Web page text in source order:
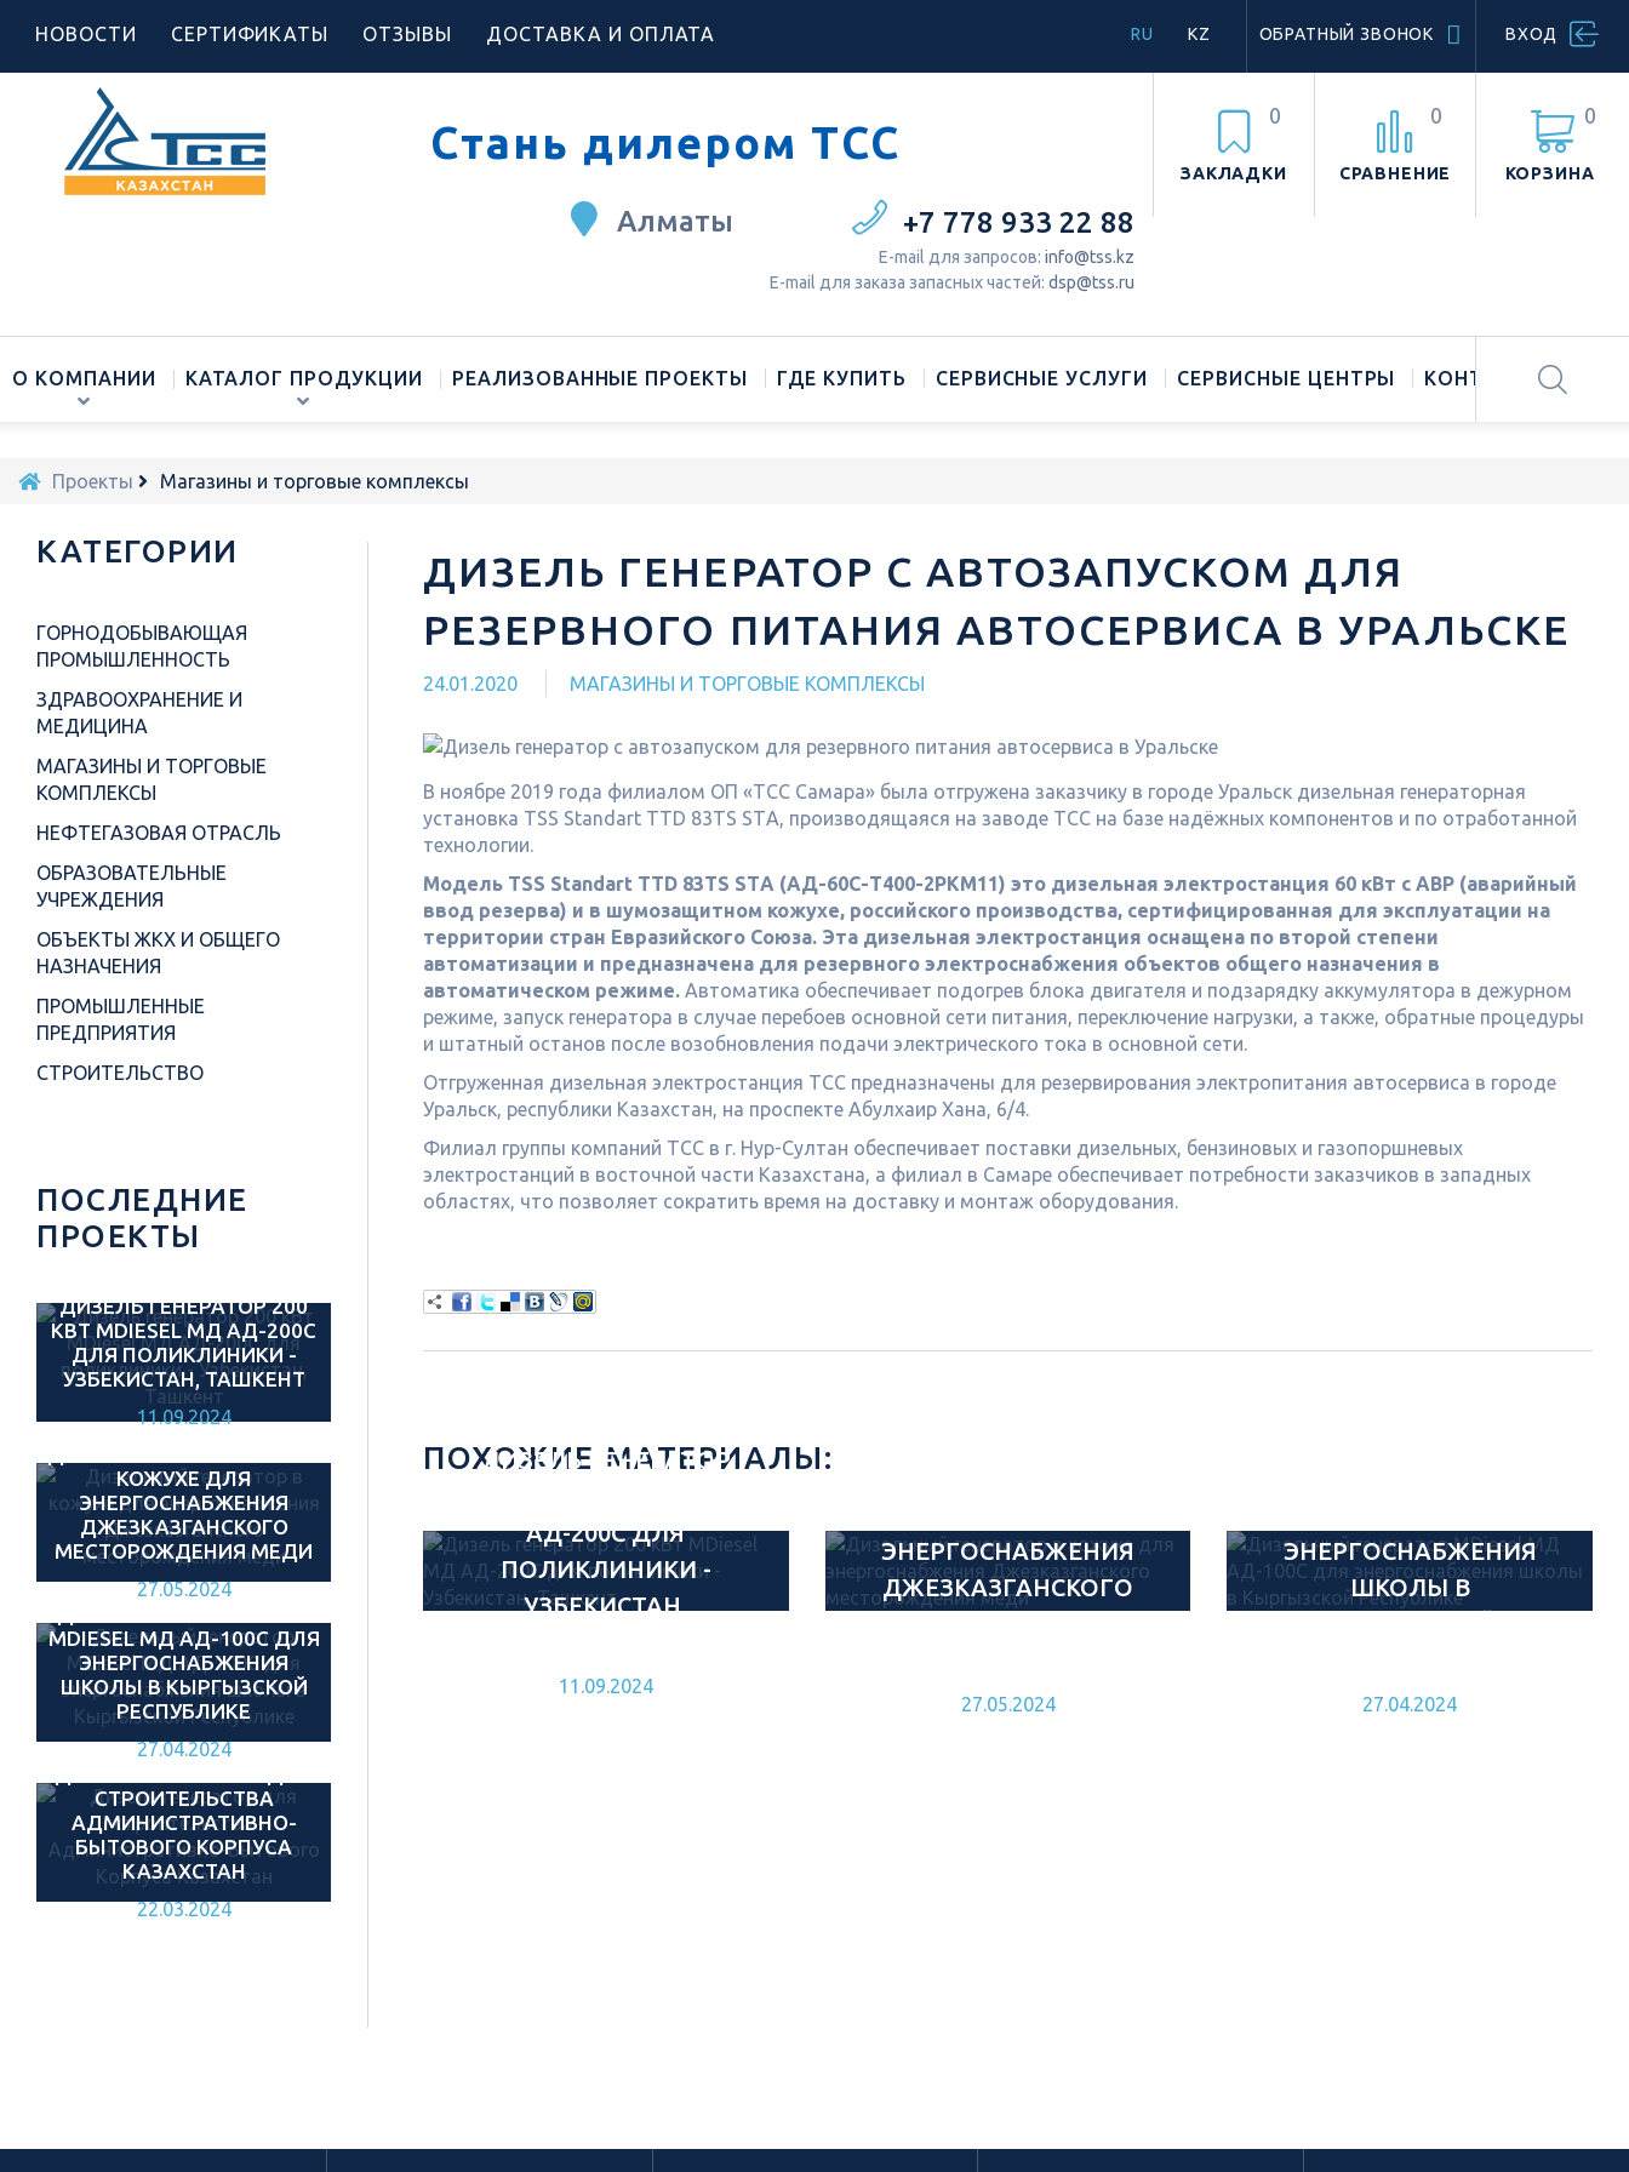
НОВОСТИ СЕРТИФИКАТЫ ОТЗЫВЫ ДОСТАВКА И ОПЛАТА ВХОД
ОБРАТНЫЙ ЗВОНОК
RU KZ
Стань дилером ТСС
КОРЗИНА
0
ЗАКЛАДКИ
0
СРАВНЕНИЕ
0
+7 778 933 22 88
Е-mail для запросов: info@tss.kz
Е-mail для заказа запасных частей: dsp@tss.ru
Алматы
О КОМПАНИИ КАТАЛОГ ПРОДУКЦИИ РЕАЛИЗОВАННЫЕ ПРОЕКТЫ ГДЕ КУПИТЬ СЕРВИСНЫЕ УСЛУГИ СЕРВИСНЫЕ ЦЕНТРЫ КОНТАКТЫ
Проекты Магазины и торговые комплексы
ДИЗЕЛЬ ГЕНЕРАТОР С АВТОЗАПУСКОМ ДЛЯ
РЕЗЕРВНОГО ПИТАНИЯ АВТОСЕРВИСА В УРАЛЬСКЕ
24.01.2020 МАГАЗИНЫ И ТОРГОВЫЕ КОМПЛЕКСЫ
В ноябре 2019 года филиалом ОП «ТСС Самара» была отгружена заказчику в городе Уральск дизельная генераторная
установка TSS Standart TTD 83TS STА, производящаяся на заводе ТСС на базе надёжных компонентов и по отработанной
технологии.
Модель TSS Standart TTD 83TS STА (АД-60С-Т400-2РКМ11) это дизельная электростанция 60 кВт с АВР (аварийный
ввод резерва) и в шумозащитном кожухе, российского производства, сертифицированная для эксплуатации на
территории стран Евразийского Союза. Эта дизельная электростанция оснащена по второй степени
автоматизации и предназначена для резервного электроснабжения объектов общего назначения в
автоматическом режиме. Автоматика обеспечивает подогрев блока двигателя и подзарядку аккумулятора в дежурном
режиме, запуск генератора в случае перебоев основной сети питания, переключение нагрузки, а также, обратные процедуры
и штатный останов после возобновления подачи электрического тока в основной сети.
Отгруженная дизельная электростанция ТСС предназначены для резервирования электропитания автосервиса в городе
Уральск, республики Казахстан, на проспекте Абулхаир Хана, 6/4.
Филиал группы компаний ТСС в г. Нур-Султан обеспечивает поставки дизельных, бензиновых и газопоршневых
электростанций в восточной части Казахстана, а филиал в Самаре обеспечивает потребности заказчиков в западных
областях, что позволяет сократить время на доставку и монтаж оборудования.
ПОХОЖИЕ МАТЕРИАЛЫ:
ДИЗЕЛЬ ГЕНЕРАТОР
АД-200С ДЛЯ
ПОЛИКЛИНИКИ -
УЗБЕКИСТАН,
11.09.2024
ЭНЕРГОСНАБЖЕНИЯ
ДЖЕЗКАЗГАНСКОГО
27.05.2024
ЭНЕРГОСНАБЖЕНИЯ
ШКОЛЫ В
27.04.2024
КАТЕГОРИИ
ГОРНОДОБЫВАЮЩАЯ
ПРОМЫШЛЕННОСТЬ
ЗДРАВООХРАНЕНИЕ И
МЕДИЦИНА
МАГАЗИНЫ И ТОРГОВЫЕ
КОМПЛЕКСЫ
НЕФТЕГАЗОВАЯ ОТРАСЛЬ
ОБРАЗОВАТЕЛЬНЫЕ
УЧРЕЖДЕНИЯ
ОБЪЕКТЫ ЖКХ И ОБЩЕГО
НАЗНАЧЕНИЯ
ПРОМЫШЛЕННЫЕ
ПРЕДПРИЯТИЯ
СТРОИТЕЛЬСТВО
ПОСЛЕДНИЕ
ПРОЕКТЫ
ДИЗЕЛЬ ГЕНЕРАТОР 200
КВТ MDIESEL МД АД-200С
ДЛЯ ПОЛИКЛИНИКИ -
УЗБЕКИСТАН, ТАШКЕНТ
11.09.2024
КОЖУХЕ ДЛЯ
ЭНЕРГОСНАБЖЕНИЯ
ДЖЕЗКАЗГАНСКОГО
МЕСТОРОЖДЕНИЯ МЕДИ
27.05.2024
MDIESEL МД АД-100С ДЛЯ
ЭНЕРГОСНАБЖЕНИЯ
ШКОЛЫ В КЫРГЫЗСКОЙ
РЕСПУБЛИКЕ
27.04.2024
СТРОИТЕЛЬСТВА
АДМИНИСТРАТИВНО-
БЫТОВОГО КОРПУСА
КАЗАХСТАН
22.03.2024